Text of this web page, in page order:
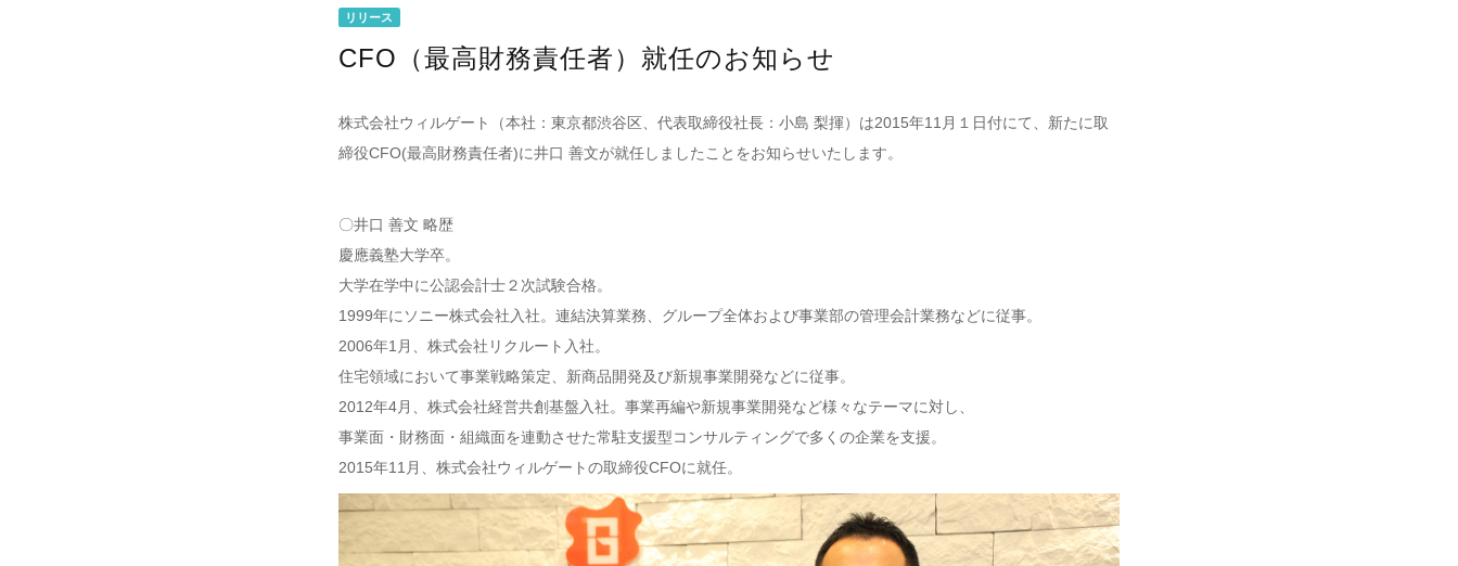
リリース
CFO（最高財務責任者）就任のお知らせ
株式会社ウィルゲート（本社：東京都渋谷区、代表取締役社長：小島 梨揮）は2015年11月１日付にて、新たに取
締役CFO(最高財務責任者)に井口 善文が就任しましたことをお知らせいたします。
〇井口 善文 略歴
慶應義塾大学卒。
大学在学中に公認会計士２次試験合格。
1999年にソニー株式会社入社。連結決算業務、グループ全体および事業部の管理会計業務などに従事。
2006年1月、株式会社リクルート入社。
住宅領域において事業戦略策定、新商品開発及び新規事業開発などに従事。
2012年4月、株式会社経営共創基盤入社。事業再編や新規事業開発など様々なテーマに対し、
事業面・財務面・組織面を連動させた常駐支援型コンサルティングで多くの企業を支援。
2015年11月、株式会社ウィルゲートの取締役CFOに就任。